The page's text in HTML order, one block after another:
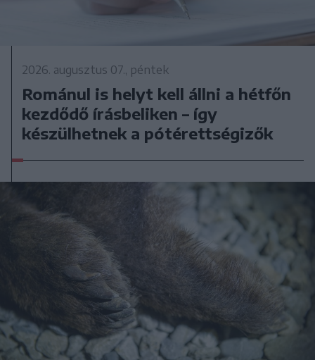
2026. augusztus 07., péntek
Románul is helyt kell állni a hétfőn
kezdődő írásbeliken – így
készülhetnek a pótérettségizők